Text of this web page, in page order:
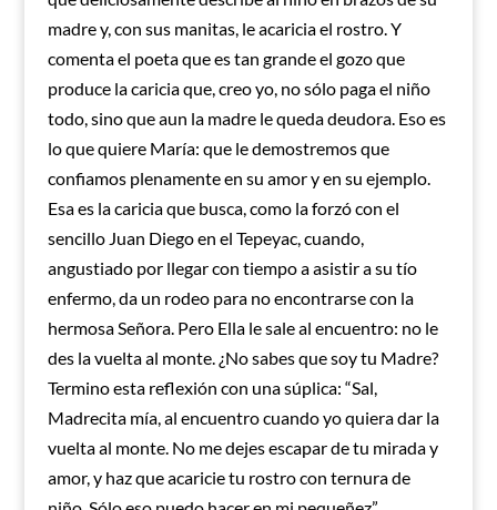
madre y, con sus manitas, le acaricia el rostro. Y
comenta el poeta que es tan grande el gozo que
produce la caricia que, creo yo, no sólo paga el niño
todo, sino que aun la madre le queda deudora. Eso es
lo que quiere María: que le demostremos que
confiamos plenamente en su amor y en su ejemplo.
Esa es la caricia que busca, como la forzó con el
sencillo Juan Diego en el Tepeyac, cuando,
angustiado por llegar con tiempo a asistir a su tío
enfermo, da un rodeo para no encontrarse con la
hermosa Señora. Pero Ella le sale al encuentro: no le
des la vuelta al monte. ¿No sabes que soy tu Madre?
Termino esta reflexión con una súplica: “Sal,
Madrecita mía, al encuentro cuando yo quiera dar la
vuelta al monte. No me dejes escapar de tu mirada y
amor, y haz que acaricie tu rostro con ternura de